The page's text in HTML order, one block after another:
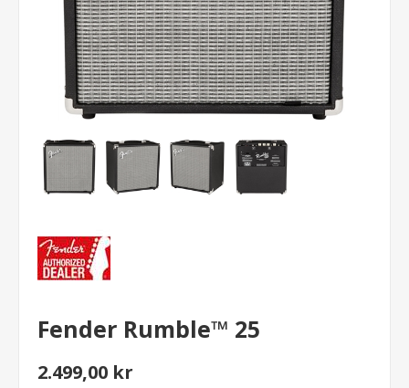
Fender Rumble™ 25
2.499,00 kr